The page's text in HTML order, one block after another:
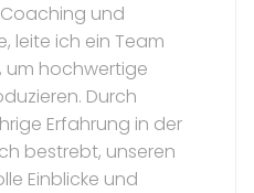
und
leite ich ein Team
um hochwertige
Durch
Erfahrung in der
bestrebt, unseren
Einblicke und